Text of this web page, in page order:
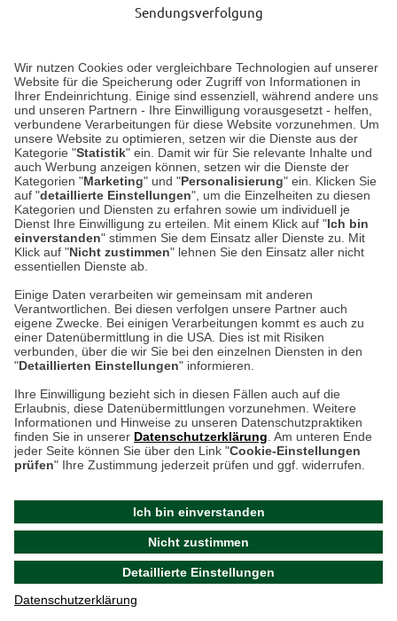
Wir nutzen Cookies oder vergleichbare Technologien auf unserer
Website für die Speicherung oder Zugriff von Informationen in
Ihrer Endeinrichtung. Einige sind essenziell, während andere uns
und unseren Partnern - Ihre Einwilligung vorausgesetzt - helfen,
verbundene Verarbeitungen für diese Website vorzunehmen. Um
unsere Website zu optimieren, setzen wir die Dienste aus der
Kategorie "Statistik" ein. Damit wir für Sie relevante Inhalte und
auch Werbung anzeigen können, setzen wir die Dienste der
Kategorien "Marketing" und "Personalisierung" ein. Klicken Sie
auf "detaillierte Einstellungen", um die Einzelheiten zu diesen
Kategorien und Diensten zu erfahren sowie um individuell je
Dienst Ihre Einwilligung zu erteilen. Mit einem Klick auf "Ich bin
einverstanden" stimmen Sie dem Einsatz aller Dienste zu. Mit
Klick auf "Nicht zustimmen" lehnen Sie den Einsatz aller nicht
essentiellen Dienste ab.
Einige Daten verarbeiten wir gemeinsam mit anderen
Verantwortlichen. Bei diesen verfolgen unsere Partner auch
eigene Zwecke. Bei einigen Verarbeitungen kommt es auch zu
einer Datenübermittlung in die USA. Dies ist mit Risiken
verbunden, über die wir Sie bei den einzelnen Diensten in den
"Detaillierten Einstellungen" informieren.
Ihre Einwilligung bezieht sich in diesen Fällen auch auf die
Erlaubnis, diese Datenübermittlungen vorzunehmen. Weitere
Informationen und Hinweise zu unseren Datenschutzpraktiken
finden Sie in unserer Datenschutzerklärung . Am unteren Ende
jeder Seite können Sie über den Link "Cookie-Einstellungen
prüfen" Ihre Zustimmung jederzeit prüfen und ggf. widerrufen.
Ich bin einverstanden
Nicht zustimmen
Detaillierte Einstellungen
Datenschutzerklärung
Sendungsverfolgung
Unser Geschäft in Meckenheim
Auf dem Steinbüchel 6
53340 Meckenheim
Montag bis Samstag 9:00 Uhr bis 18:00 Uhr
weitere Information
Hier finden Sie uns im Netz
AGB Rücksendung von Waren Datenschutz
Impressum
Kontakt
Zur Echtheit von Bewertungen
Hinweisgeber-Schutzgesetz
Barrierefreiheit unserer Website
Aktuelle Cookie-Einstellungen prüfen
am 08.08.2026 um 12:47
2024 THE BRITISH SHOP
Versandhandel GmbH & Co. KG
Cookie-Einstellungen in Ihrem Browser
ACHTUNG!
Ihr Browser speichert aktuell keine Cookies!
Leider können Sie in diesem Fall unseren Online-Shop
Bitte stellen Sie sicher, dass Ihr Browser unsere funktionalen
Cookies für die Dauer Ihres Besuchs auf unserer Website
akzeptiert. Unabhängig davon können Sie entscheiden,
welche zustimmungspflichtigen Cookies wir setzen dürfen.